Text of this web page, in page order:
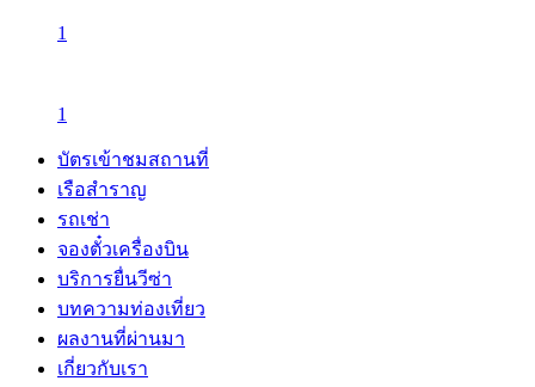
1
1
บัตรเข้าชมสถานที่
เรือสำราญ
รถเช่า
จองตั๋วเครื่องบิน
บริการยื่นวีซ่า
บทความท่องเที่ยว
ผลงานที่ผ่านมา
เกี่ยวกับเรา